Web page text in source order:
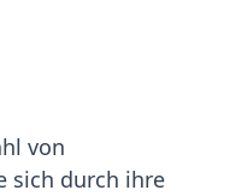
von
sich durch ihre